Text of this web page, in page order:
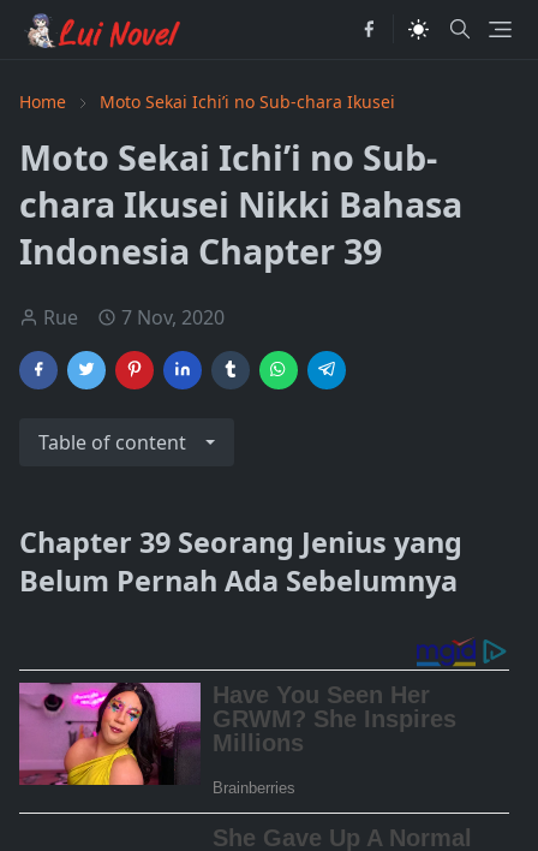
Home Moto Sekai Ichi’i no Sub-chara Ikusei
Moto Sekai Ichi’i no Sub-
chara Ikusei Nikki Bahasa
Indonesia Chapter 39
Rue 7 Nov, 2020
Table of content
Chapter 39 Seorang Jenius yang
Belum Pernah Ada Sebelumnya